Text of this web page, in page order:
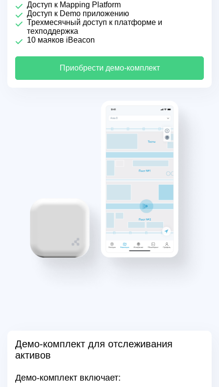
Доступ к Mapping Platform
Доступ к Demo приложению
Трехмесячный доступ к платформе и
техподдержка
10 маяков iBeacon
Приобрести демо-комплект
Демо-комплект для отслеживания
активов
Демо-комплект включает: